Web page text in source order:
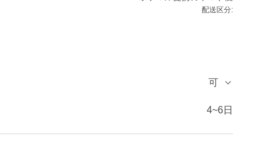
配送区分:
可
4~6日